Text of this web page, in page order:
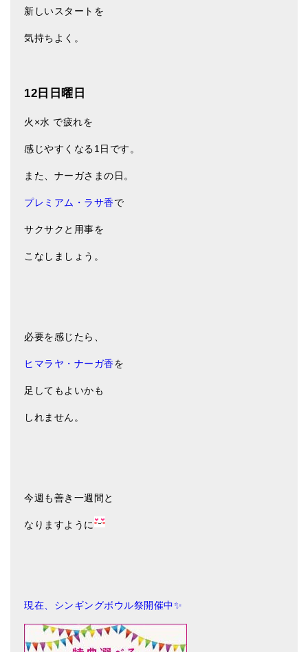
新しいスタートを
気持ちよく。
12日日曜日
火×水 で疲れを
感じやすくなる1日です。
また、ナーガさまの日。
プレミアム・ラサ香で
サクサクと用事を
こなしましょう。
必要を感じたら、
ヒマラヤ・ナーガ香を
足してもよいかも
しれません。
今週も善き一週間と
なりますように
現在、シンギングボウル祭開催中✨